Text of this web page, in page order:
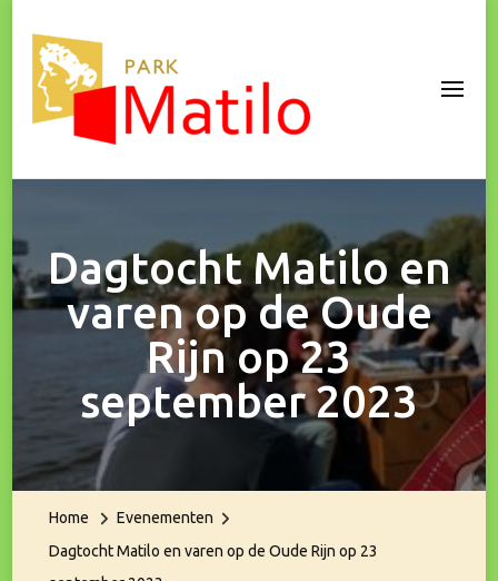
Park Matilo
Dagtocht Matilo en
varen op de Oude
Rijn op 23
september 2023
Home
Evenementen
Dagtocht Matilo en varen op de Oude Rijn op 23